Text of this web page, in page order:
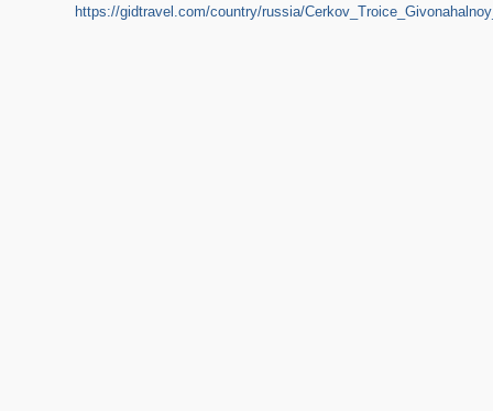
https://gidtravel.com/country/russia/